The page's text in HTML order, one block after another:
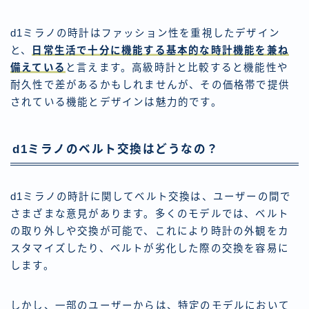
d1ミラノの時計はファッション性を重視したデザイン
と、
日常生活で十分に機能する基本的な時計機能を兼ね
備えている と言えます。高級時計と比較すると機能性や
耐久性で差があるかもしれませんが、その価格帯で提供
されている機能とデザインは魅力的です。
d1ミラノのベルト交換はどうなの？
d1ミラノの時計に関してベルト交換は、ユーザーの間で
さまざまな意見があります。多くのモデルでは、ベルト
の取り外しや交換が可能で、これにより時計の外観をカ
スタマイズしたり、ベルトが劣化した際の交換を容易に
します。
しかし、一部のユーザーからは、特定のモデルにおいて